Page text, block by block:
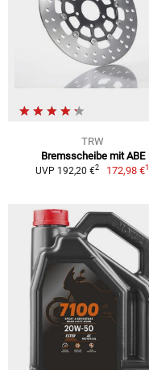
TRW
Bremsscheibe mit ABE
UVP 192,20 €2 172,98 €1